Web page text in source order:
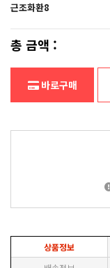
근조화환8
총 금액 :
바로구매
상품정보